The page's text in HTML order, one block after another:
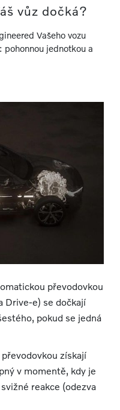
vůz dočká?
Vašeho vozu
pohonnou jednotkou a
převodovkou
Drive-e) se dočkají
pokud se jedná
získají
v momentě, kdy je
reakce (odezva